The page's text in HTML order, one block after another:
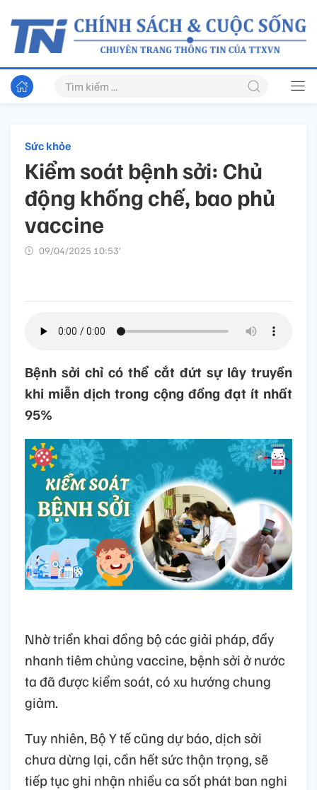
Sức khỏe
Kiểm soát bệnh sởi: Chủ
động khống chế, bao phủ
vaccine
09/04/2025 10:53’
Bệnh sởi chỉ có thể cắt đứt sự lây truyền
khi miễn dịch trong cộng đồng đạt ít nhất
95%
Nhờ triển khai đồng bộ các giải pháp, đẩy
nhanh tiêm chủng vaccine, bệnh sởi ở nước
ta đã được kiểm soát, có xu hướng chung
giảm.
Tuy nhiên, Bộ Y tế cũng dự báo, dịch sởi
chưa dừng lại, cần hết sức thận trọng, sẽ
tiếp tục ghi nhận nhiều ca sốt phát ban nghi